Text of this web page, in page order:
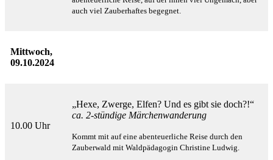
auch viel Zauberhaftes begegnet.
Mittwoch,
09.10.2024
10.00 Uhr
„Hexe, Zwerge, Elfen? Und es gibt sie doch?!“
ca. 2-stündige Märchenwanderung
Kommt mit auf eine abenteuerliche Reise durch den
Zauberwald mit Waldpädagogin Christine Ludwig.